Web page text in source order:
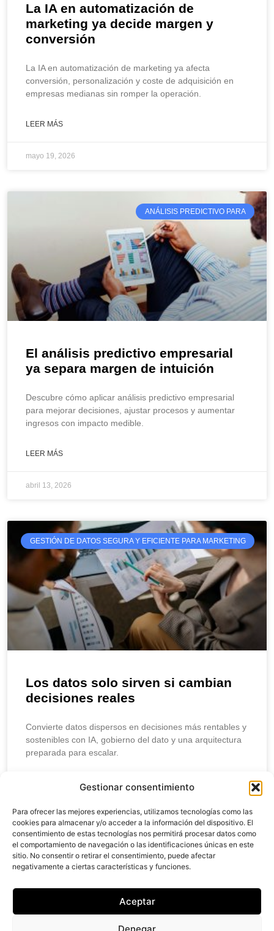
Gestionar consentimiento
Para ofrecer las mejores experiencias, utilizamos tecnologías como las
cookies para almacenar y/o acceder a la información del dispositivo. El
consentimiento de estas tecnologías nos permitirá procesar datos como
el comportamiento de navegación o las identificaciones únicas en este
sitio. No consentir o retirar el consentimiento, puede afectar
negativamente a ciertas características y funciones.
Aceptar
Denegar
La IA en automatización de
marketing ya decide margen y
conversión
La IA en automatización de marketing ya afecta
conversión, personalización y coste de adquisición en
empresas medianas sin romper la operación.
LEER MÁS
mayo 19, 2026
ANÁLISIS PREDICTIVO PARA
El análisis predictivo empresarial
ya separa margen de intuición
Descubre cómo aplicar análisis predictivo empresarial
para mejorar decisiones, ajustar procesos y aumentar
ingresos con impacto medible.
LEER MÁS
abril 13, 2026
GESTIÓN DE DATOS SEGURA Y EFICIENTE PARA MARKETING
Los datos solo sirven si cambian
decisiones reales
Convierte datos dispersos en decisiones más rentables y
sostenibles con IA, gobierno del dato y una arquitectura
preparada para escalar.
abril 10, 2026
Studio